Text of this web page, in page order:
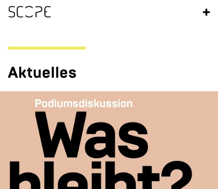
+
Ak­tu­el­les